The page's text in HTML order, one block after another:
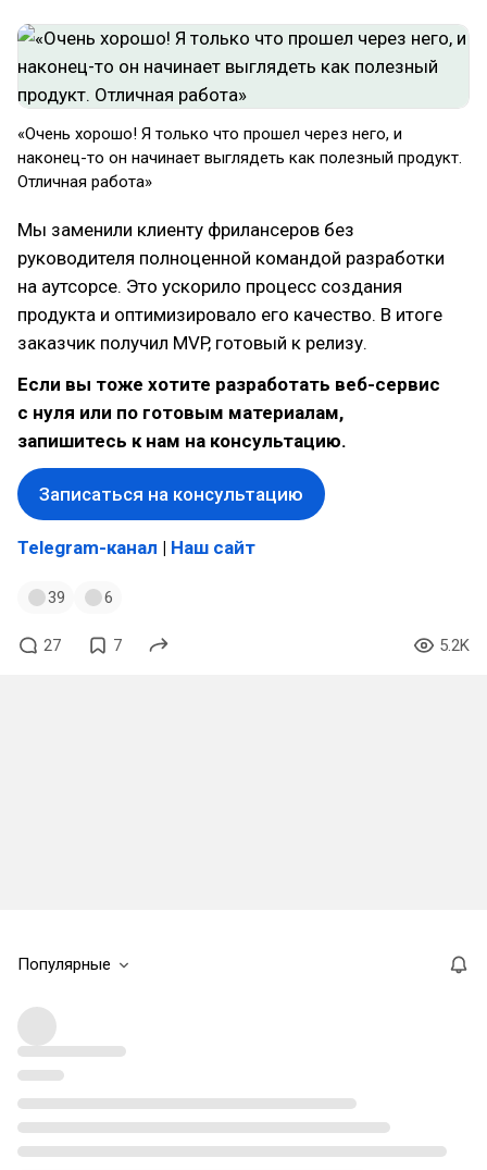
«Очень хорошо! Я только что прошел через него, и
наконец-то он начинает выглядеть как полезный продукт.
Отличная работа»
Мы заменили клиенту фрилансеров без
руководителя полноценной командой разработки
на аутсорсе. Это ускорило процесс создания
продукта и оптимизировало его качество. В итоге
заказчик получил MVP, готовый к релизу.
Если вы тоже хотите разработать веб-сервис
с нуля или по готовым материалам,
запишитесь к нам на консультацию.
Записаться на консультацию
Telegram-канал | Наш сайт
39 6
27 7 5.2K
Популярные